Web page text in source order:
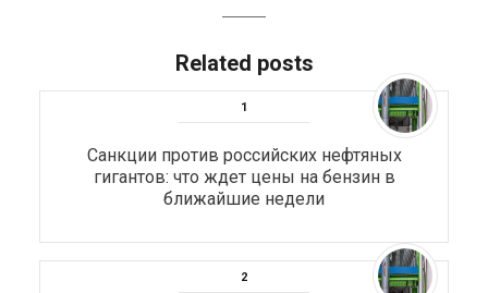
Related posts
Санкции против российских нефтяных
гигантов: что ждет цены на бензин в
ближайшие недели